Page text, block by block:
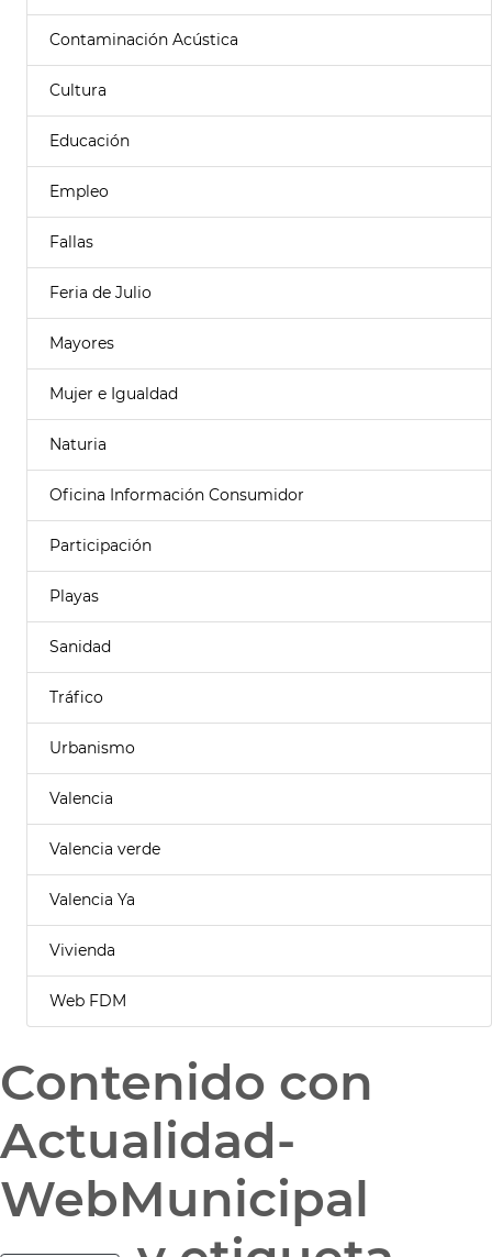
Contaminación Acústica
Cultura
Educación
Empleo
Fallas
Feria de Julio
Mayores
Mujer e Igualdad
Naturia
Oficina Información Consumidor
Participación
Playas
Sanidad
Tráfico
Urbanismo
Valencia
Valencia verde
Valencia Ya
Vivienda
Web FDM
Contenido con
Actualidad-
WebMunicipal